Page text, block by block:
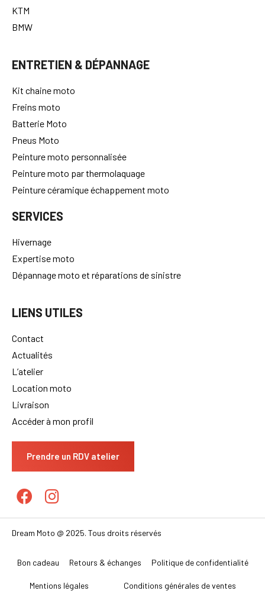
KTM
BMW
ENTRETIEN & DÉPANNAGE
Kit chaine moto
Freins moto
Batterie Moto
Pneus Moto
Peinture moto personnalisée
Peinture moto par thermolaquage
Peinture céramique échappement moto
SERVICES
Hivernage
Expertise moto
Dépannage moto et réparations de sinistre
LIENS UTILES
Contact
Actualités
L’atelier
Location moto
Livraison
Accéder à mon profil
Prendre un RDV atelier
Dream Moto @ 2025. Tous droits réservés
Bon cadeau Retours & échanges Politique de confidentialité
Mentions légales Conditions générales de ventes